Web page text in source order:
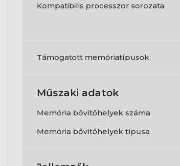
Kompatibilis processzor sorozata
Támogatott memóriatípusok
Műszaki adatok
Memória bővítőhelyek száma
Memória bővítőhelyek típusa